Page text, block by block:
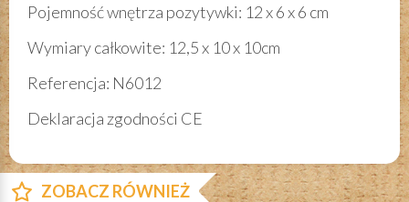
Pojemność wnętrza pozytywki: 12 x 6 x 6 cm
Wymiary całkowite: 12,5 x 10 x 10cm
Referencja: N6012
Deklaracja zgodności CE
ZOBACZ RÓWNIEŻ